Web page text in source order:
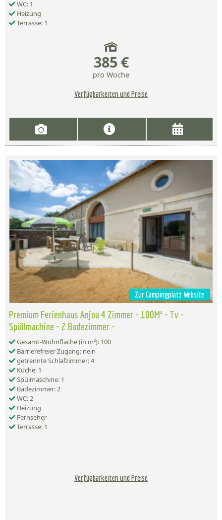
WC: 1
Heizung
Terrasse: 1
385 €
pro Woche
Verfügbarkeiten und Preise
Zur Campingplatz Website
Premium Ferienhaus Anjou 4 Zimmer - 100M² - Tv -
Spüllmachine - 2 Badezimmer -
Gesamt-Wohnfläche (in m²): 100
Barrierefreier Zugang: nein
getrennte Schlafzimmer: 4
Küche: 1
Spülmaschine: 1
Badezimmer: 2
WC: 2
Heizung
Fernseher
Terrasse: 1
Verfügbarkeiten und Preise